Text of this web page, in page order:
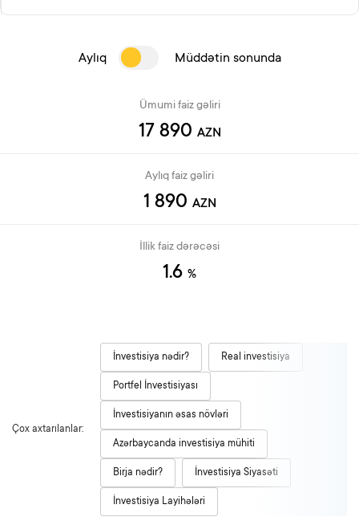
Aylıq Müddətin sonunda
Ümumi faiz gəliri
17 890 AZN
Aylıq faiz gəliri
1 890 AZN
İllik faiz dərəcəsi
1.6 %
Çox axtarılanlar:
İnvestisiya nədir? Real investisiya
Portfel İnvestisiyası
İnvestisiyanın əsas növləri
Azərbaycanda investisiya mühiti
Birja nədir? İnvestisiya Siyasəti
İnvestisiya Layihələri